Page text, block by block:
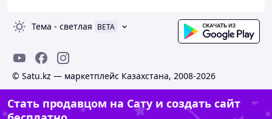
Тема - светлая BETA
© Satu.kz — маркетплейс Казахстана, 2008-2026
Стать продавцом на Сату и создать сайт